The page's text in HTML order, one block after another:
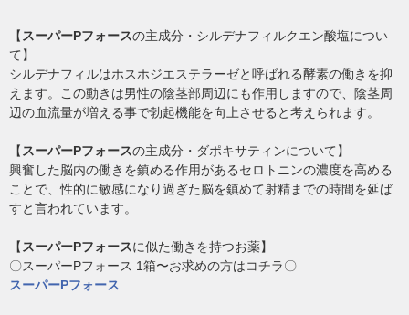
【 スーパーPフォースの主成分・シルデナフィルクエン酸塩につい
て】
シルデナフィルはホスホジエステラーゼと呼ばれる酵素の働きを抑
えます。この動きは男性の陰茎部周辺にも作用しますので、陰茎周
辺の血流量が増える事で勃起機能を向上させると考えられます。
【 スーパーPフォースの主成分・ダポキサティンについて】
興奮した脳内の働きを鎮める作用があるセロトニンの濃度を高める
ことで、性的に敏感になり過ぎた脳を鎮めて射精までの時間を延ば
すと言われています。
【 スーパーPフォースに似た働きを持つお薬】
〇スーパーPフォース 1箱〜お求めの方はコチラ〇
スーパーPフォース